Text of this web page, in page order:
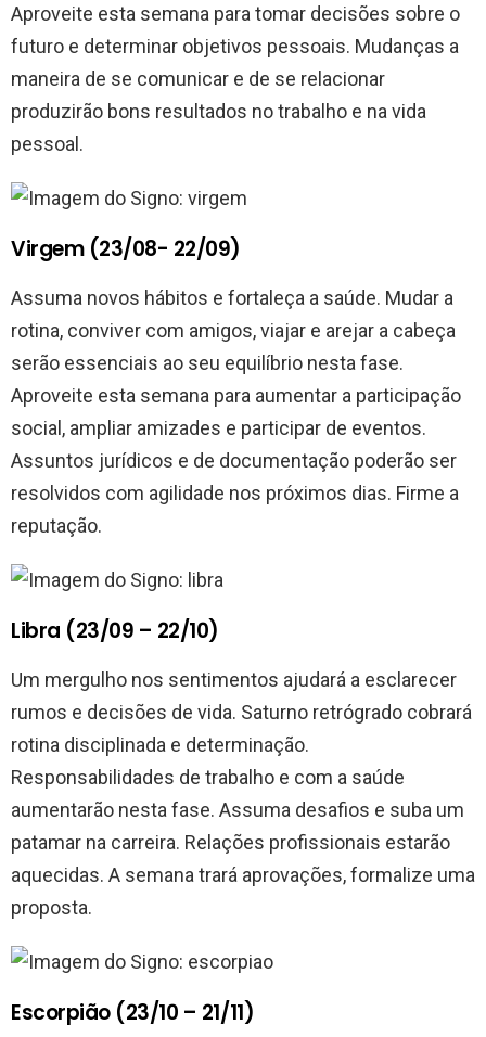
Aproveite esta semana para tomar decisões sobre o
futuro e determinar objetivos pessoais. Mudanças a
maneira de se comunicar e de se relacionar
produzirão bons resultados no trabalho e na vida
pessoal.
Virgem (23/08- 22/09)
Assuma novos hábitos e fortaleça a saúde. Mudar a
rotina, conviver com amigos, viajar e arejar a cabeça
serão essenciais ao seu equilíbrio nesta fase.
Aproveite esta semana para aumentar a participação
social, ampliar amizades e participar de eventos.
Assuntos jurídicos e de documentação poderão ser
resolvidos com agilidade nos próximos dias. Firme a
reputação.
Libra (23/09 – 22/10)
Um mergulho nos sentimentos ajudará a esclarecer
rumos e decisões de vida. Saturno retrógrado cobrará
rotina disciplinada e determinação.
Responsabilidades de trabalho e com a saúde
aumentarão nesta fase. Assuma desafios e suba um
patamar na carreira. Relações profissionais estarão
aquecidas. A semana trará aprovações, formalize uma
proposta.
Escorpião (23/10 – 21/11)